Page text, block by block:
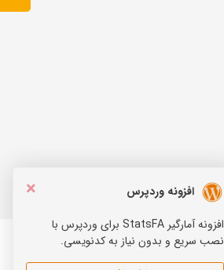
×
افزونه وردپرس
افزونه آمارگیر StatsFA برای وردپرس با
نصب سریع و بدون نیاز به کدنویسی.